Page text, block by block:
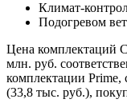
Климат-
Подогревом
Цена комплектаций
млн. руб.
комплектации Prime,
(33,8 тыс. руб.),